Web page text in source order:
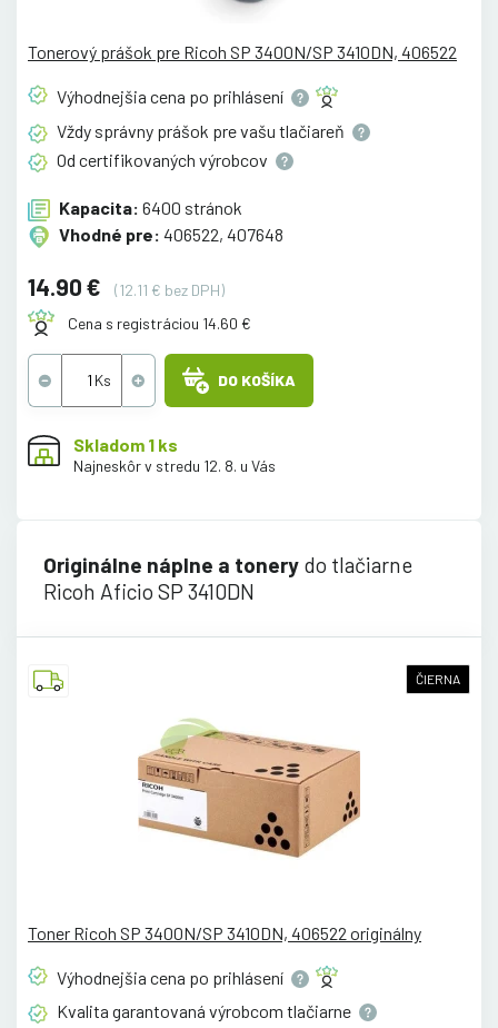
Tonerový prášok pre Ricoh SP 3400N/SP 3410DN, 406522
Výhodnejšia cena po prihlásení
Vždy správny prášok pre vašu tlačiareň
Od certifikovaných výrobcov
Kapacita: 6400 stránok
Vhodné pre: 406522, 407648
14.90 €
(12.11 € bez DPH)
Cena s registráciou 14.60 €
DO KOŠÍKA
Skladom 1 ks
Najneskôr v stredu 12. 8. u Vás
Originálne náplne a tonery do tlačiarne
Ricoh Aficio SP 3410DN
ČIERNA
Toner Ricoh SP 3400N/SP 3410DN, 406522 originálny
Výhodnejšia cena po prihlásení
Kvalita garantovaná výrobcom tlačiarne